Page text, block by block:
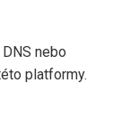
nebo
platformy.